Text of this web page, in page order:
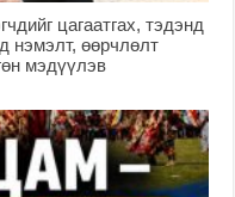
цагаатгах, тэдэнд
нэмэлт, өөрчлөлт
мэдүүлэв